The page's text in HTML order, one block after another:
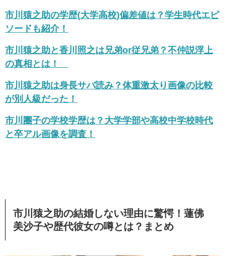
市川猿之助の学歴(大学高校)偏差値は？学生時代エピ
ソードも紹介！
市川猿之助と香川照之は兄弟or従兄弟？不仲説浮上
の真相とは！
市川猿之助は身長サバ読み？体重激太り画像の比較
が別人級だった！
市川團子の学校学歴は？大学学部や高校中学校時代
と卒アル画像を調査！
市川猿之助の結婚しない理由に驚愕！蓮佛
美沙子や歴代彼女の噂とは？まとめ